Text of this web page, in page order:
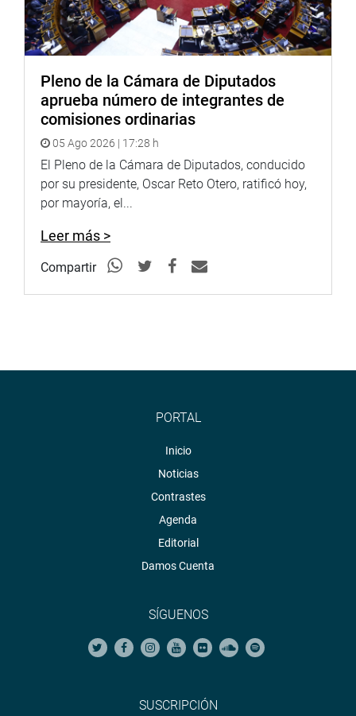
Este futuro distrito, a la fecha, pertenece al distrito de
Tambobamba de la provincia de Cotabambas,
departamento de Apurímac. Además, tiene una extensión
territorial de 13 351,24 hectáreas.
Lima, 16 e junio de 2021
PRENSA-CONGRESO
Pleno de la Cámara de Diputados
aprueba número de integrantes de
comisiones ordinarias
05 Ago 2026 | 17:28 h
El Pleno de la Cámara de Diputados, conducido
por su presidente, Oscar Reto Otero, ratificó hoy,
por mayoría, el...
Leer más >
Compartir
PORTAL
Inicio
Noticias
Contrastes
Agenda
Editorial
Damos Cuenta
SÍGUENOS
SUSCRIPCIÓN